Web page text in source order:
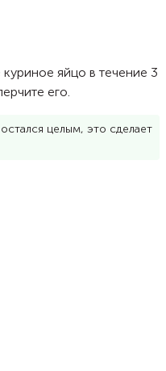
яйцо в течение 3
его.
целым, это сделает